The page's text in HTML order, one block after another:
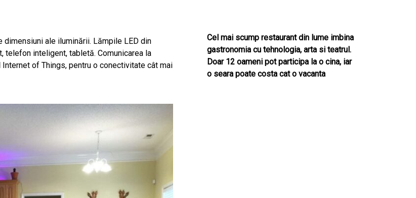
ale iluminării. Lămpile LED din
telefon inteligent, tabletă. Comunicarea la
of Things, pentru o conectivitate cât mai
Cel mai scump restaurant din lume imbina
gastronomia cu tehnologia, arta si teatrul.
Doar 12 oameni pot participa la o cina, iar
o seara poate costa cat o vacanta